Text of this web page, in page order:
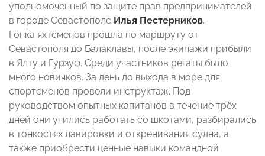
уполномоченный по защите прав предпринимателей
в городе Севастополе Илья Пестерников.
Гонка яхтсменов прошла по маршруту от
Севастополя до Балаклавы, после экипажи прибыли
в Ялту и Гурзуф. Среди участников регаты было
много новичков. За день до выхода в море для
спортсменов провели инструктаж. Под
руководством опытных капитанов в течение трёх
дней они учились работать со шкотами, разбирались
в тонкостях лавировки и откренивания судна, а
также приобрести ценные навыки командной